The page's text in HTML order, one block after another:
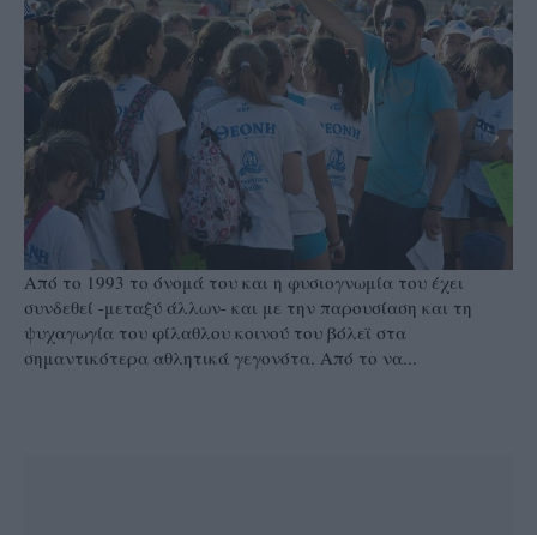
Από το 1993 το όνομά του και η φυσιογνωμία του έχει
συνδεθεί -μεταξύ άλλων- και με την παρουσίαση και τη
ψυχαγωγία του φίλαθλου κοινού του βόλεϊ στα
σημαντικότερα αθλητικά γεγονότα. Από το να...